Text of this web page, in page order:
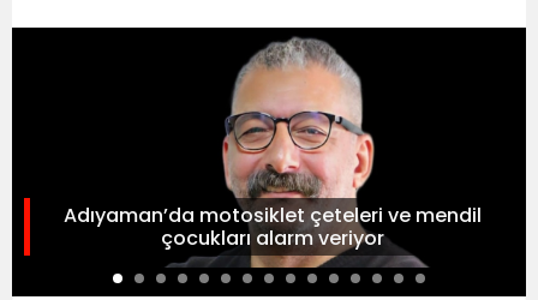
Adıyaman’da motosiklet çeteleri ve mendil
çocukları alarm veriyor